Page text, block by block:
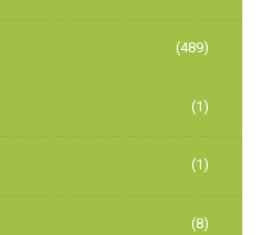
(489)
(1)
(1)
(8)